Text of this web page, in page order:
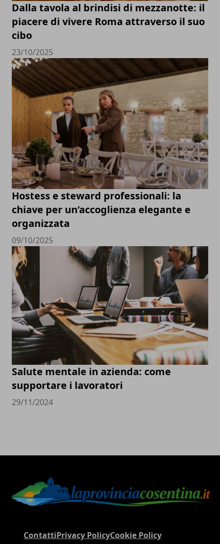
Dalla tavola al brindisi di mezzanotte: il
piacere di vivere Roma attraverso il suo
cibo
23/10/2025
Hostess e steward professionali: la
chiave per un’accoglienza elegante e
organizzata
09/10/2025
Salute mentale in azienda: come
supportare i lavoratori
29/11/2024
ContattiPrivacy PolicyCookie Policy